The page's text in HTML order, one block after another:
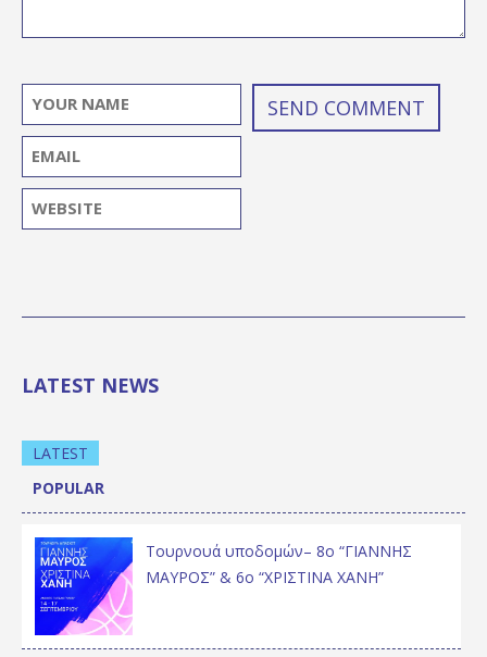
LATEST NEWS
LATEST
POPULAR
Τουρνουά υποδομών– 8ο “ΓΙΑΝΝΗΣ
ΜΑΥΡΟΣ” & 6ο “ΧΡΙΣΤΙΝΑ ΧΑΝΗ”